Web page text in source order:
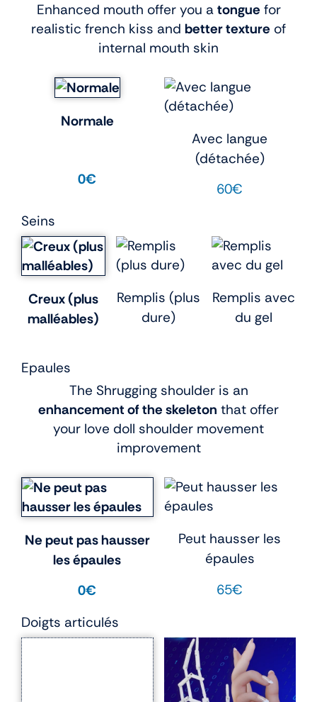
Enhanced mouth offer you a tongue for
realistic french kiss and better texture of
internal mouth skin
Normale
0€
Avec langue
(détachée)
60€
Seins
Creux (plus
malléables)
Remplis (plus
dure)
Remplis avec
du gel
Epaules
The Shrugging shoulder is an
enhancement of the skeleton that offer
your love doll shoulder movement
improvement
Ne peut pas hausser
les épaules
0€
Peut hausser les
épaules
65€
Doigts articulés